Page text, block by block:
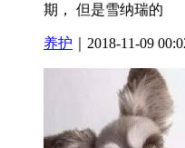
期， 但是雪纳瑞的
养护 ｜2018-11-09